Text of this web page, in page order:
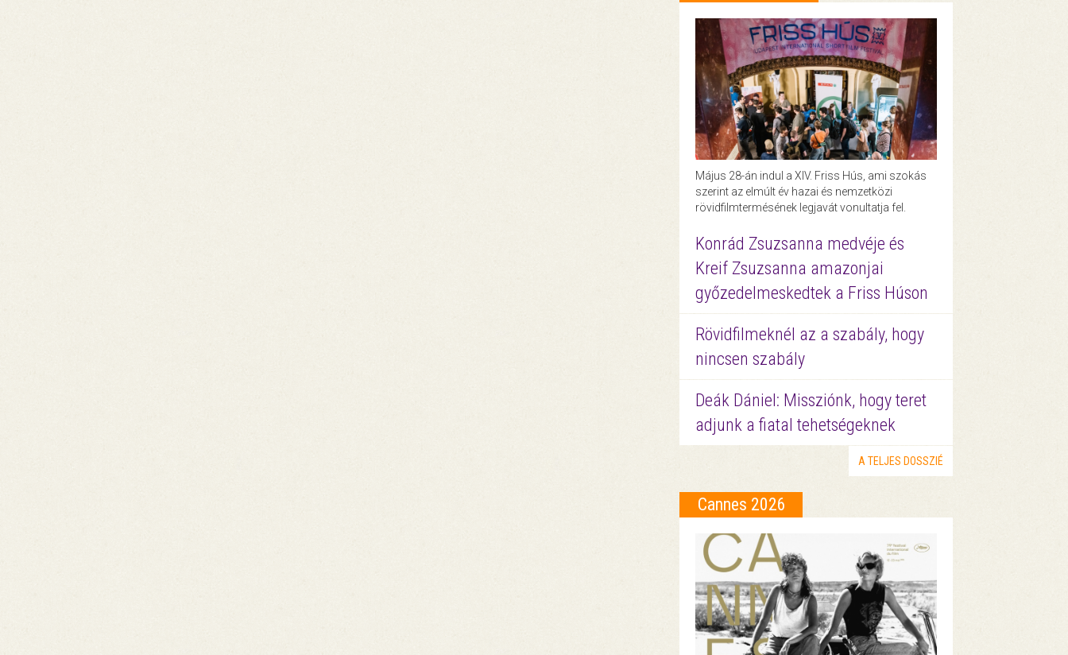
Május 28-án indul a XIV. Friss Hús, ami szokás
szerint az elmúlt év hazai és nemzetközi
rövidfilmtermésének legjavát vonultatja fel.
Konrád Zsuzsanna medvéje és
Kreif Zsuzsanna amazonjai
győzedelmeskedtek a Friss Húson
Rövidfilmeknél az a szabály, hogy
nincsen szabály
Deák Dániel: Missziónk, hogy teret
adjunk a fiatal tehetségeknek
A TELJES DOSSZIÉ
Cannes 2026